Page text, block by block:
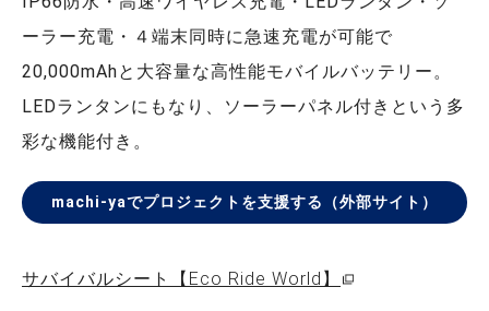
ーラー充電・４端末同時に急速充電が可能で
20,000mAhと大容量な高性能モバイルバッテリー。
LEDランタンにもなり、ソーラーパネル付きという多
彩な機能付き。
machi-yaでプロジェクトを支援する（外部サイト）
サバイバルシート【Eco Ride World】